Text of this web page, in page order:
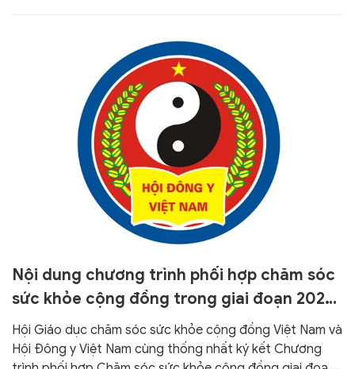
tác Ban Tuyên giáo Trung ương.
Nội dung chương trình phối hợp chăm sóc
sức khỏe cộng đồng trong giai đoạn 2024-
2029
Hội Giáo dục chăm sóc sức khỏe cộng đồng Việt Nam và
Hội Đông y Việt Nam cùng thống nhất ký kết Chương